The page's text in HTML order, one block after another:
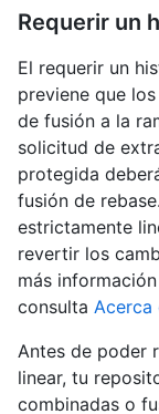
Requerir un
El requerir un
previene que
de fusión a la
solicitud de
protegida
fusión de
estrictamente
revertir los
más
consulta Acerca
Antes de poder
linear, tu
combinadas o